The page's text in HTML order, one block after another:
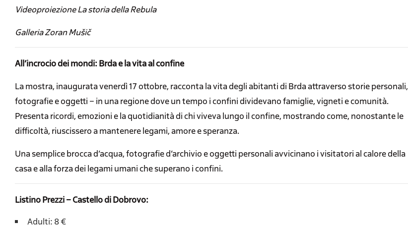
Videoproiezione La storia della Rebula
Galleria Zoran Mušič
All’incrocio dei mondi: Brda e la vita al confine
La mostra, inaugurata venerdì 17 ottobre, racconta la vita degli abitanti di Brda attraverso storie personali,
fotografie e oggetti – in una regione dove un tempo i confini dividevano famiglie, vigneti e comunità.
Presenta ricordi, emozioni e la quotidianità di chi viveva lungo il confine, mostrando come, nonostante le
difficoltà, riuscissero a mantenere legami, amore e speranza.
Una semplice brocca d’acqua, fotografie d’archivio e oggetti personali avvicinano i visitatori al calore della
casa e alla forza dei legami umani che superano i confini.
Listino Prezzi – Castello di Dobrovo:
Adulti: 8 €